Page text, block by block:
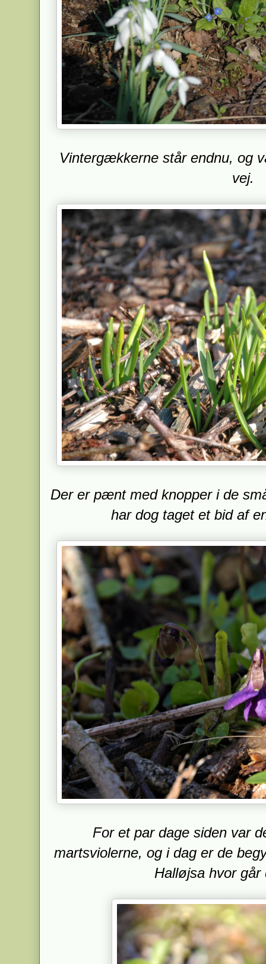
Vintergækkerne står endnu, og
vej.
Der er pænt med knopper i de
har dog taget et bid af
For et par dage siden var
martsviolerne, og i dag er de
Halløjsa hvor